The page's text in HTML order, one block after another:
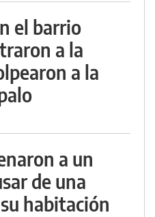
el barrio
a la
a la
a un
de una
habitación